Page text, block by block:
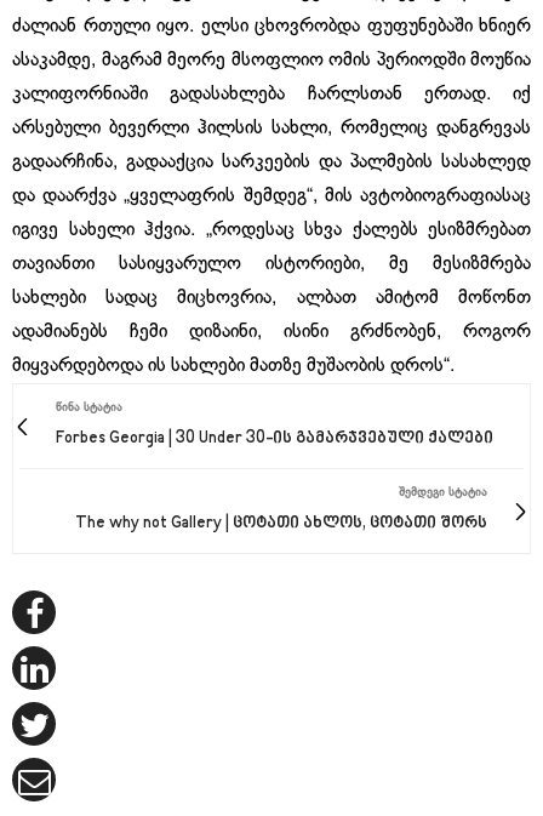
ძალიან რთული იყო. ელსი ცხოვრობდა ფუფუნებაში ხნიერ
ასაკამდე, მაგრამ მეორე მსოფლიო ომის პერიოდში მოუწია
კალიფორნიაში გადასახლება ჩარლსთან ერთად. იქ
არსებული ბევერლი ჰილსის სახლი, რომელიც დანგრევას
გადაარჩინა, გადააქცია სარკეების და პალმების სასახლედ
და დაარქვა „ყველაფრის შემდეგ“, მის ავტობიოგრაფიასაც
იგივე სახელი ჰქვია. „როდესაც სხვა ქალებს ესიზმრებათ
თავიანთი სასიყვარულო ისტორიები, მე მესიზმრება
სახლები სადაც მიცხოვრია, ალბათ ამიტომ მოწონთ
ადამიანებს ჩემი დიზაინი, ისინი გრძნობენ, როგორ
მიყვარდებოდა ის სახლები მათზე მუშაობის დროს“.
ᲬᲘᲜᲐ ᲡᲢᲐᲢᲘᲐ
Forbes Georgia | 30 Under 30-ის გამარჯვებული ქალები
ᲨᲔᲛᲓᲔᲒᲘ ᲡᲢᲐᲢᲘᲐ
The why not Gallery | ცოტათი ახლოს, ცოტათი შორს